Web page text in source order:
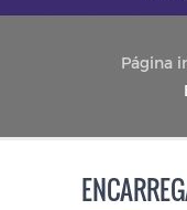
Página